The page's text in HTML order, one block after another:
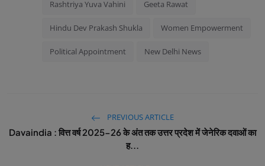
Rashtriya Yuva Vahini Geeta Rawat
Hindu Dev Prakash Shukla Women Empowerment
Political Appointment New Delhi News
PREVIOUS ARTICLE
Davaindia : वित्त वर्ष 2025-26 के अंत तक उत्तर प्रदेश में जेनेरिक दवाओं का
ह...